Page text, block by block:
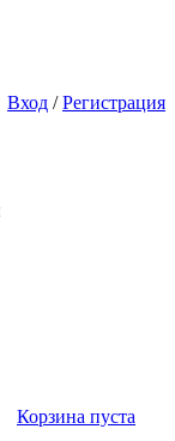
Вход /Регистрация
Корзина пуста